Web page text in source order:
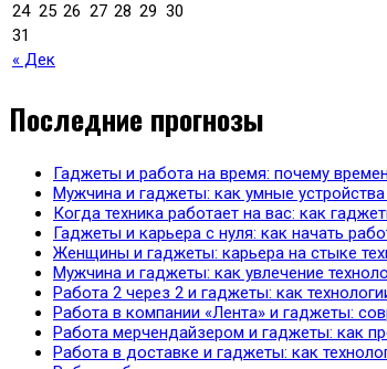
« Дек
24 25 26 27 28 29 30
31
Последние прогнозы
Гаджеты и работа на время: почему
Мужчина и гаджеты: как умные
Когда техника работает на вас: как
Гаджеты и карьера с нуля: как начать
Женщины и гаджеты: карьера на стыке
Мужчина и гаджеты: как увлечение
Работа 2 через 2 и гаджеты: как
Работа в компании «Лента» и гаджеты:
Работа мерчендайзером и гаджеты: как
Работа в доставке и гаджеты: как